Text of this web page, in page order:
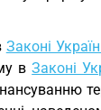
Законі
вЗаконі